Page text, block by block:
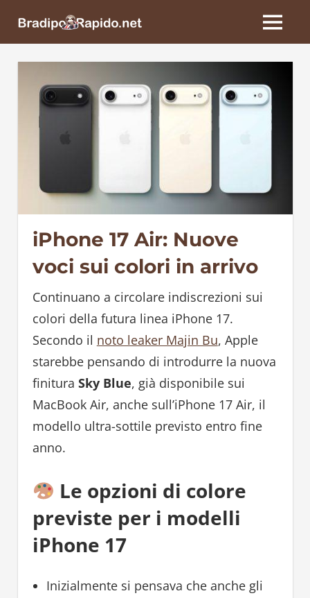
BradipoRapido.net
MENU
iPhone 17 Air: Nuove
voci sui colori in arrivo
Continuano a circolare indiscrezioni sui
colori della futura linea iPhone 17.
Secondo il noto leaker Majin Bu, Apple
starebbe pensando di introdurre la nuova
finitura Sky Blue, già disponibile sui
MacBook Air, anche sull’iPhone 17 Air, il
modello ultra-sottile previsto entro fine
anno.
Le opzioni di colore
previste per i modelli
iPhone 17
Inizialmente si pensava che anche gli